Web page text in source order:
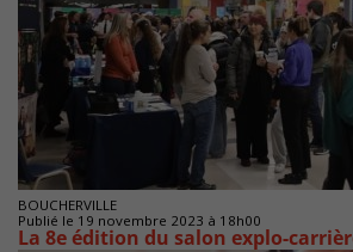
BOUCHERVILLE
Publié le 19 novembre 2023 à 18h00
La 8e édition du salon explo-